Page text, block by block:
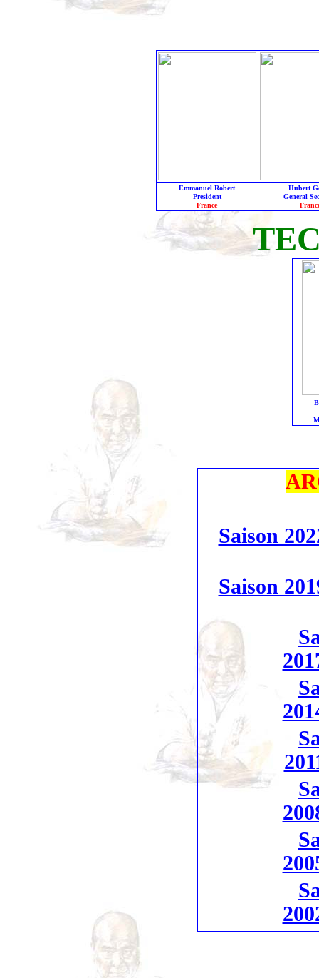
Emmanuel Robert
President
France
Hubert
General
Saison
Saison